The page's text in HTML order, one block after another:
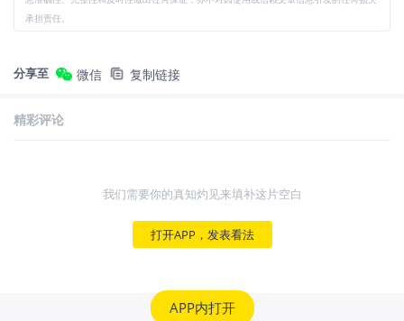
承担责任。
分享至 微信 复制链接
精彩评论
我们需要你的真知灼见来填补这片空白
打开APP，发表看法
APP内打开